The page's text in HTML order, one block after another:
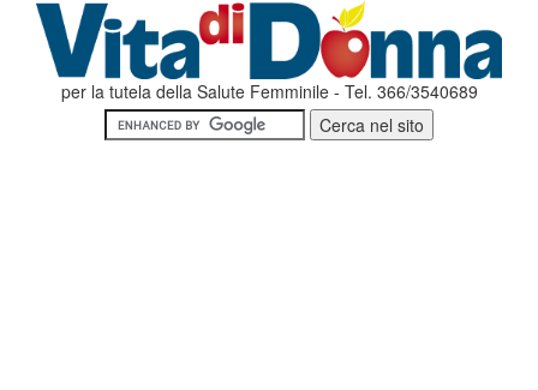
per la tutela della Salute Femminile - Tel. 366/3540689